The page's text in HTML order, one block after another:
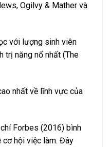
Ogilvy & Mather và
với lượng sinh viên
trị năng nổ nhất (The
nhất về lĩnh vực của
Forbes (2016) bình
cơ hội việc làm. Đây